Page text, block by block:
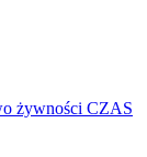
żywności CZAS